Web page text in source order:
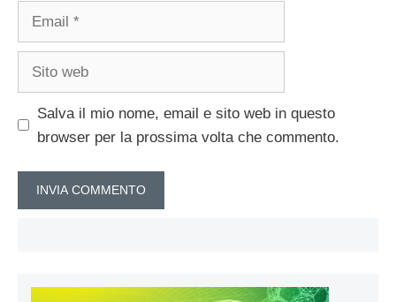
Salva il mio nome, email e sito web in questo
browser per la prossima volta che commento.